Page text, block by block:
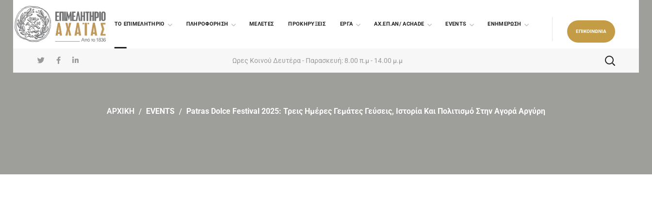
TO ΕΠΙΜΕΛΗΤΗΡΙΟ ΠΛΗΡΟΦΟΡΗΣΗ ΜΕΛΕΤΕΣ ΠΡΟΚΗΡΥΞΕΙΣ EΡΓΑ ΑΧ.ΕΠ.ΑΝ/ ACHADE EVENTS ΕΝΗΜΕΡΩΣΗ
ΕΠΙΚΟΙΝΩΝΙΑ
Ωρες Κοινού Δευτέρα - Παρασκευή: 8.00 π.μ - 14.00 μ.μ
ΑΡΧΙΚΗ EVENTS Patras Dolce Festival 2025: Τρεις Ημέρες Γεμάτες Γεύσεις, Ιστορία Και Πολιτισμό Στην Αγορά Αργύρη